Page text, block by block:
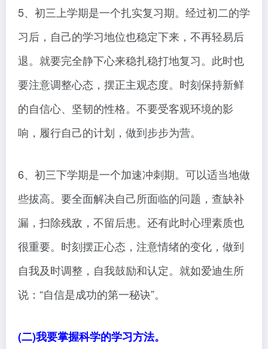
5、初三上学期是一个扎实复习期。经过初二的学
习后，自己的学习地位也稳定下来，不再轻易后
退。就要完全静下心来稳扎稳打地复习。此时也
要注意调整心态，摆正主观态度。时刻保持新鲜
的自信心、坚韧的性格。不要受客观环境的影
响，履行自己的计划，做到步步为营。
6、初三下学期是一个加速冲刺期。可以适当地做
些拔高。要全面解决自己所面临的问题，查缺补
漏，扫除残敌，不留后患。还有此时心理素质也
很重要。时刻摆正心态，注意情绪的变化，做到
自我及时调整，自我鼓励和认定。就如爱迪生所
说：“自信是成功的第一秘诀”。
(二)我要掌握科学的学习方法。